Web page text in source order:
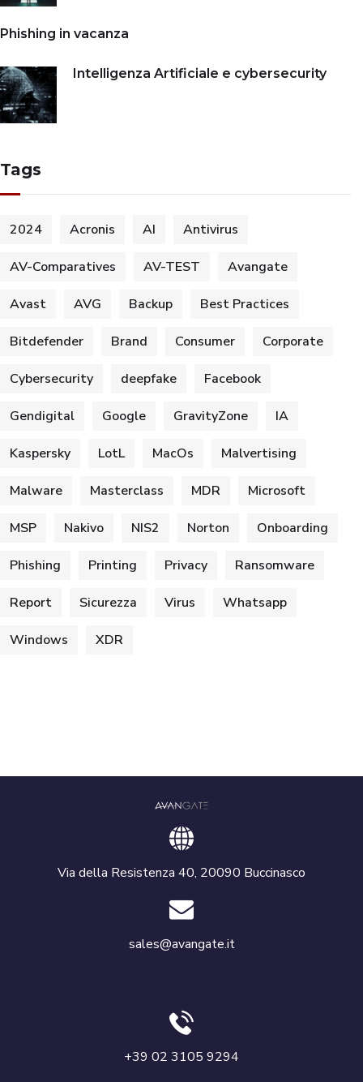
Phishing in vacanza
Intelligenza Artificiale e cybersecurity
Tags
2024 Acronis AI Antivirus
AV-Comparatives AV-TEST Avangate
Avast AVG Backup Best Practices
Bitdefender Brand Consumer Corporate
Cybersecurity deepfake Facebook
Gendigital Google GravityZone IA
Kaspersky LotL MacOs Malvertising
Malware Masterclass MDR Microsoft
MSP Nakivo NIS2 Norton Onboarding
Phishing Printing Privacy Ransomware
Report Sicurezza Virus Whatsapp
Windows XDR
Via della Resistenza 40, 20090 Buccinasco
sales@avangate.it
+39 02 3105 9294